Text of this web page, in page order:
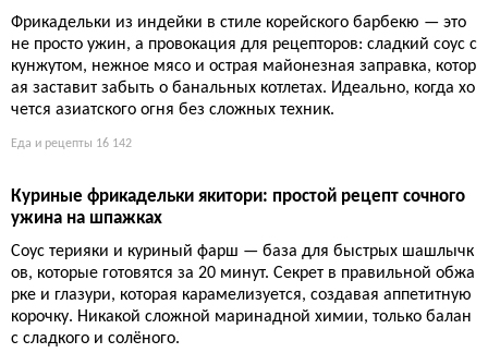
Фрикадельки из индейки в стиле корейского барбекю — это
не просто ужин, а провокация для рецепторов: сладкий соус с
кунжутом, нежное мясо и острая майонезная заправка, котор
ая заставит забыть о банальных котлетах. Идеально, когда хо
чется азиатского огня без сложных техник.
Еда и рецепты 16 142
Куриные фрикадельки якитори: простой рецепт сочного
ужина на шпажках
Соус терияки и куриный фарш — база для быстрых шашлычк
ов, которые готовятся за 20 минут. Секрет в правильной обжа
рке и глазури, которая карамелизуется, создавая аппетитную
корочку. Никакой сложной маринадной химии, только балан
с сладкого и солёного.